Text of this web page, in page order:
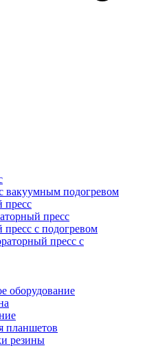
вакуумным подогревом
пресс
пресс
с подогревом
пресс с
оборудование
планшетов
резины